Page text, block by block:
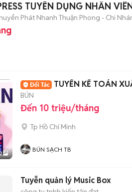
TUYỂN DỤNG NHÂN
Phát Nhanh Thuận Phong - Chi
TUYỂN KẾ TOÁN
BÚN
Đến 10 triệu/tháng
Tp Hồ Chí Minh
BÚN SẠCH TB
Tuyễn quản lý Music Box